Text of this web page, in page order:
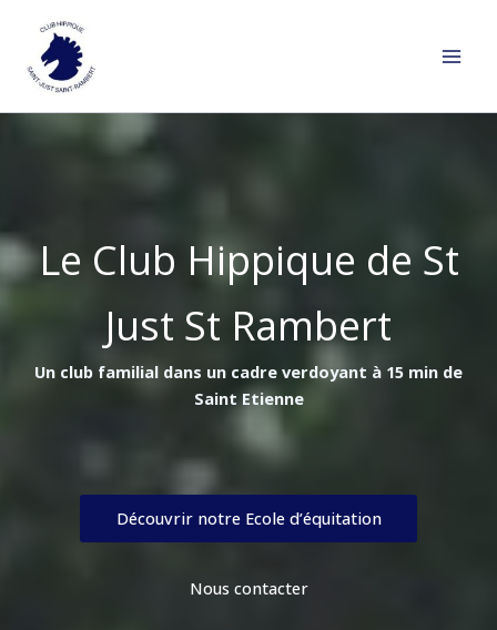
contenu
Le Club Hippique de St
Just St Rambert
Un club familial dans un cadre verdoyant à 15 min de
Saint Etienne
Découvrir notre Ecole d’équitation
Nous contacter